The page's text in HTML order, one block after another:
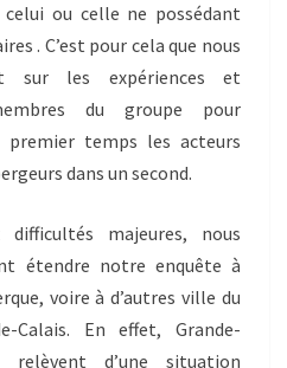
celui ou celle ne possédant
. C’est pour cela que nous
sur les expériences et
du groupe pour
premier temps les acteurs
dans un second.
majeures, nous
étendre notre enquête à
voire à d’autres ville du
Calais. En effet, Grande-
relèvent d’une situation